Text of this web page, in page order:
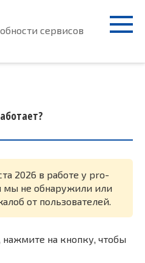
сервисов
2026 в работе у pro-
мы не обнаружили или
от пользователей.
нажмите на кнопку, чтобы